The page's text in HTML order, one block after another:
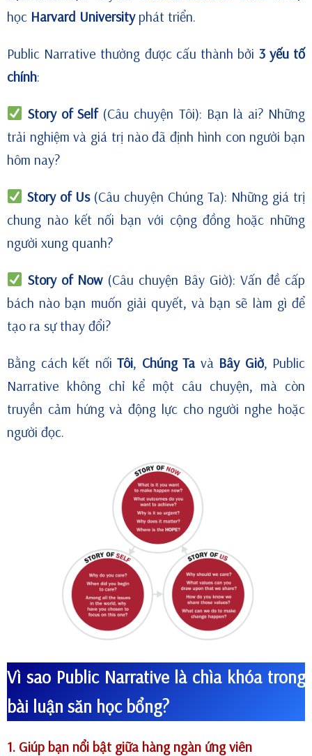
học Harvard Universityphát triển.
Public Narrative thường được cấu thành bởi 3 yếu tố
chính:
Story of Self(Câu chuyện Tôi): Bạn là ai? Những
trải nghiệm và giá trị nào đã định hình con người bạn
hôm nay?
Story of Us(Câu chuyện Chúng Ta): Những giá trị
chung nào kết nối bạn với cộng đồng hoặc những
người xung quanh?
Story of Now(Câu chuyện Bây Giờ): Vấn đề cấp
bách nào bạn muốn giải quyết, và bạn sẽ làm gì để
tạo ra sự thay đổi?
Bằng cách kết nối Tôi, Chúng Tavà Bây Giờ, Public
Narrative không chỉ kể một câu chuyện, mà còn
truyền cảm hứng và động lực cho người nghe hoặc
người đọc.
Vì sao Public Narrative là chìa khóa trong
bài luận săn học bổng?
1. Giúp bạn nổi bật giữa hàng ngàn ứng viên